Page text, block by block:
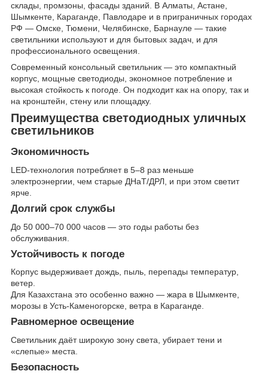
склады, промзоны, фасады зданий. В Алматы, Астане,
Шымкенте, Караганде, Павлодаре и в приграничных городах
РФ — Омске, Тюмени, Челябинске, Барнауле — такие
светильники используют и для бытовых задач, и для
профессионального освещения.
Современный консольный светильник — это компактный
корпус, мощные светодиоды, экономное потребление и
высокая стойкость к погоде. Он подходит как на опору, так и
на кронштейн, стену или площадку.
Преимущества светодиодных уличных
светильников
Экономичность
LED-технология потребляет в 5–8 раз меньше
электроэнергии, чем старые ДНаТ/ДРЛ, и при этом светит
ярче.
Долгий срок службы
До 50 000–70 000 часов — это годы работы без
обслуживания.
Устойчивость к погоде
Корпус выдерживает дождь, пыль, перепады температур,
ветер.
Для Казахстана это особенно важно — жара в Шымкенте,
морозы в Усть-Каменогорске, ветра в Караганде.
Равномерное освещение
Светильник даёт широкую зону света, убирает тени и
«слепые» места.
Безопасность